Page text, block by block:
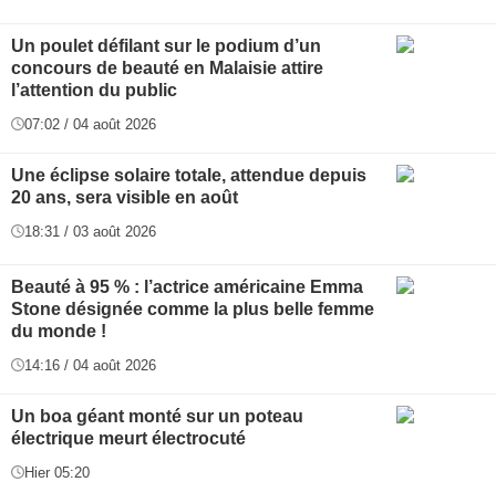
Un poulet défilant sur le podium d’un
concours de beauté en Malaisie attire
l’attention du public
07:02 / 04 août 2026
Une éclipse solaire totale, attendue depuis
20 ans, sera visible en août
18:31 / 03 août 2026
Beauté à 95 % : l’actrice américaine Emma
Stone désignée comme la plus belle femme
du monde !
14:16 / 04 août 2026
Un boa géant monté sur un poteau
électrique meurt électrocuté
Hier 05:20